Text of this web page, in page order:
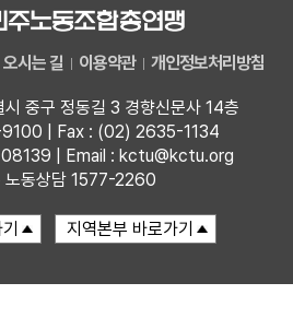
오시는 길 이용약관 개인정보처리방침
중구 정동길 3 경향신문사 14층
| Fax : (02) 2635-1134
| Email : kctu@kctu.org
노동상담 1577-2260